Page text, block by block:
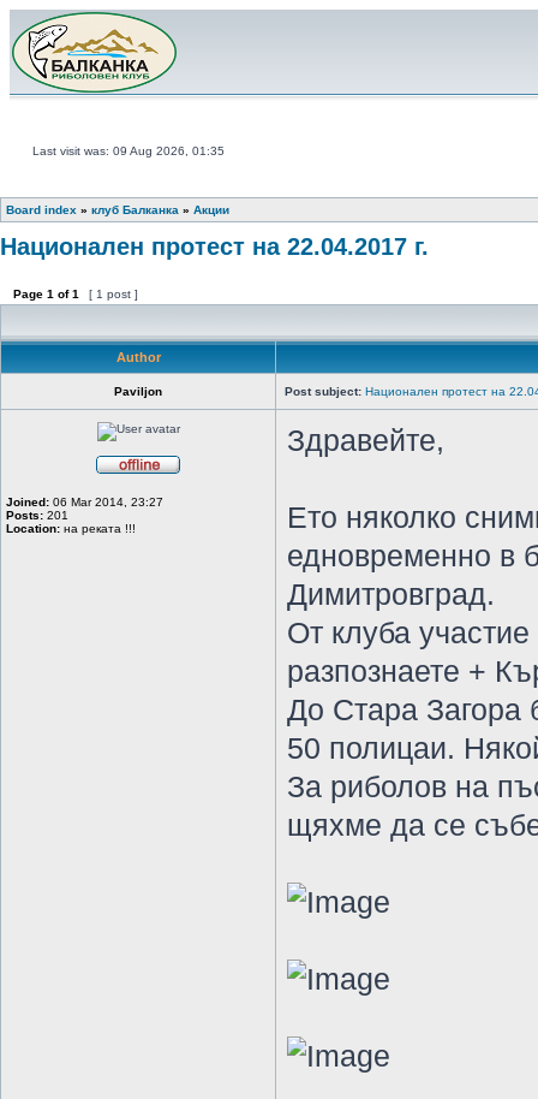
Last visit was: 09 Aug 2026, 01:35
Board index » клуб Балканка » Акции
Национален протест на 22.04.2017 г.
Page 1 of1 [ 1 post ]
Author
Paviljon Post subject: Национален протест на
Joined: 06 Mar 2014, 23:27
Posts: 201
Location: на реката !!!
Здравейте,
Ето няколко
едновременно в
Димитровград.
От клуба
разпознаете +
До Стара Загора
50 полицаи.
За риболов на
щяхме да се